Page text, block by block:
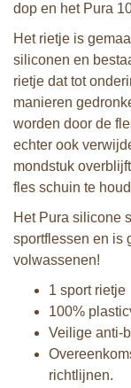
dop en het Pura
Het rietje is
siliconen en
rietje dat tot
manieren
worden door de
echter ook
mondstuk
fles schuin te
Het Pura silicone
sportflessen en is
volwassenen!
1 sport rietje
100%
Veilige anti-
richtlijnen.